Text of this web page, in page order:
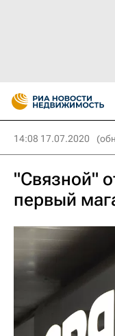
14:08 17.07.2020
"Связной"
первый